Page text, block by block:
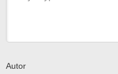
Autor